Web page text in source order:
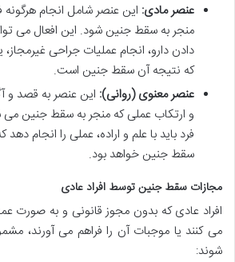
عنصر مادی: این عنصر شامل انجام
منجر به سقط جنین شود. این افعال می
دادن دارو، انجام عملیات جراحی غیرمجاز،
که نتیجه آن سقط جنین است.
عنصر معنوی (روانی): این عنصر به قصد و
و ارتکاب عملی که منجر به سقط جنین می
فرد باید با علم و اراده، عملی را انجام
سقط جنین خواهد بود.
مجازات سقط جنین توسط افراد عادی
افراد عادی که بدون مجوز قانونی و به صورت
می کنند یا موجبات آن را فراهم می آورند،
شوند: